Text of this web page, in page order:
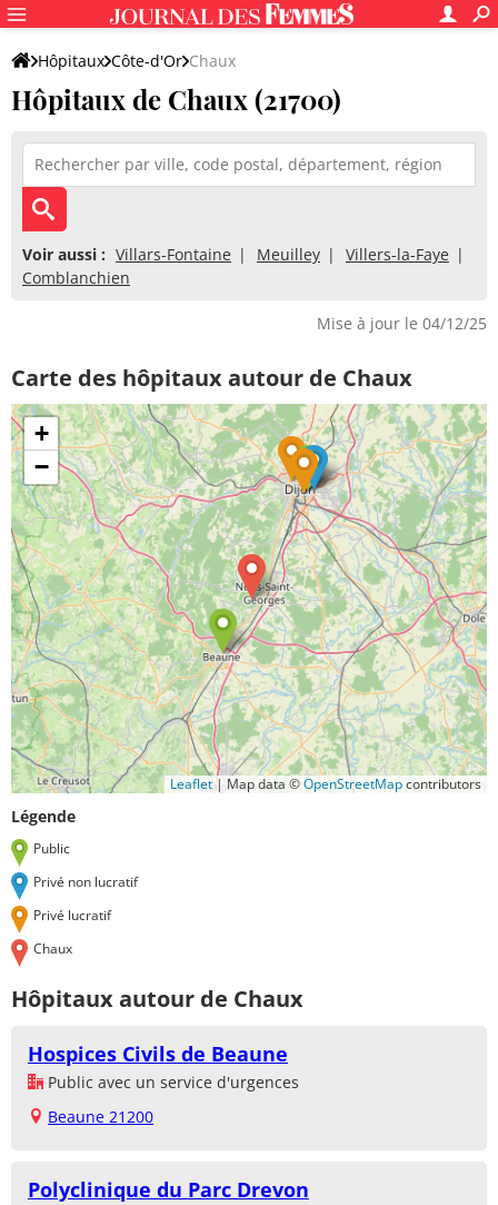
Hôpitaux Côte-d'Or Chaux
Hôpitaux de Chaux (21700)
Voir aussi : Villars-Fontaine Meuilley
Villers-la-Faye
Comblanchien
Mise à jour le 04/12/25
Carte des hôpitaux autour de Chaux
+
−
Leaflet|Map data ©OpenStreetMapcontributors
Légende
Public
Privé non lucratif
Privé lucratif
Chaux
Hôpitaux autour de Chaux
Hospices Civils de Beaune
Public avec un service d'urgences
Beaune 21200
Polyclinique du Parc Drevon